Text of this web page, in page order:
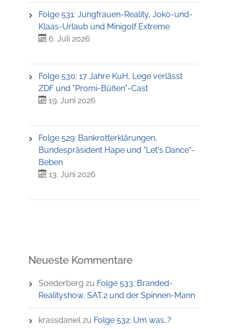
Folge 531: Jungfrauen-Reality, Joko-und-
Klaas-Urlaub und Minigolf Extreme
6. Juli 2026
Folge 530: 17 Jahre KuH, Lege verlässt
ZDF und "Promi-Büßen"-Cast
19. Juni 2026
Folge 529: Bankrotterklärungen,
Bundespräsident Hape und "Let's Dance"-
Beben
13. Juni 2026
Neueste Kommentare
Soederberg zu Folge 533: Branded-
Realityshow, SAT.2 und der Spinnen-Mann
krassdanielzu Folge 532: Um was..?